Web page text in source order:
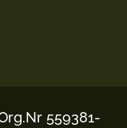
559381-